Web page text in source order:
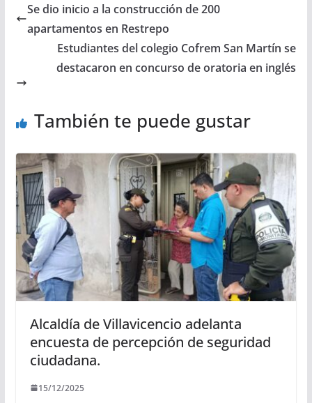
Se dio inicio a la construcción de 200
apartamentos en Restrepo
Estudiantes del colegio Cofrem San Martín se
destacaron en concurso de oratoria en inglés
También te puede gustar
Alcaldía de Villavicencio adelanta
encuesta de percepción de seguridad
ciudadana.
15/12/2025